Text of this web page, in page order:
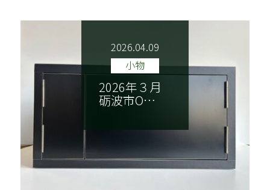
木香美・服部とは 商品紹介
施工実績 納品までの流れ
技巧紹介 会社案内
特定商取引法に基づく表記
2026.04.09
小物
2026年３月
砺波市O…